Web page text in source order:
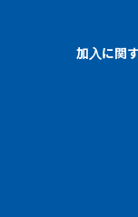
加入に関